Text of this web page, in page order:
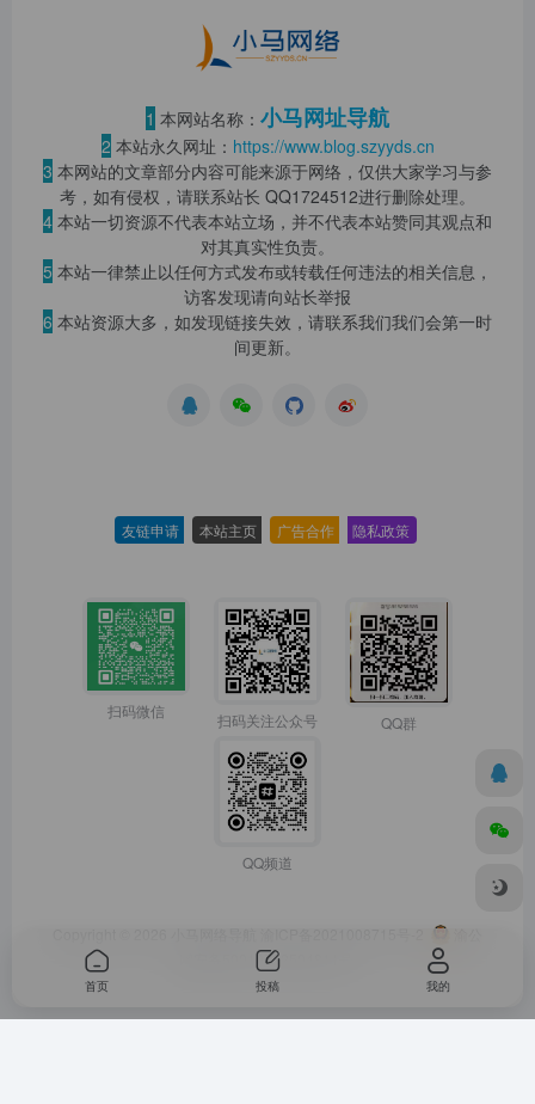
1 本网站名称： 小马网址导航
2 本站永久网址： https://www.blog.szyyds.cn
3 本网站的文章部分内容可能来源于网络，仅供大家学习与参
考，如有侵权，请联系站长 QQ1724512进行删除处理。
4 本站一切资源不代表本站立场，并不代表本站赞同其观点和
对其真实性负责。
5 本站一律禁止以任何方式发布或转载任何违法的相关信息，
访客发现请向站长举报
6 本站资源大多，如发现链接失效，请联系我们我们会第一时
间更新。
友链申请 本站主页 广告合作 隐私政策
扫码微信 扫码关注公众号 QQ群
QQ频道
网安备50010702504811号
首页 投稿 我的